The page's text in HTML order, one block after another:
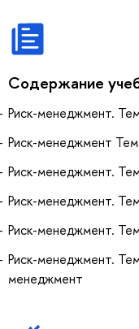
Содержание
Риск-менеджмент.
Риск-менеджмент
Риск-менеджмент.
Риск-менеджмент.
Риск-менеджмент.
Риск-менеджмент.
менеджмент